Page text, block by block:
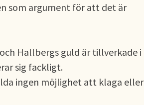
som argument för att det är
Hallbergs guld är tillverkade i
sig fackligt.
ingen möjlighet att klaga eller